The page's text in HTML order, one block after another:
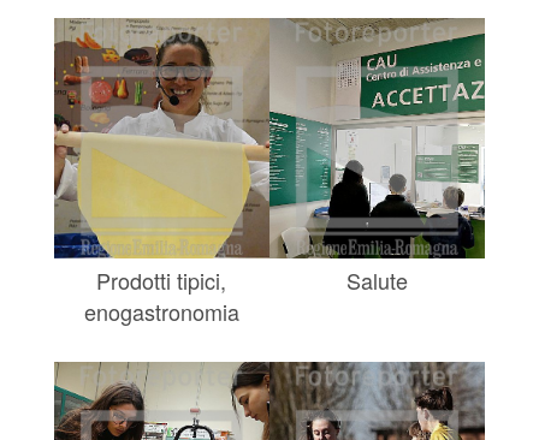
Prodotti tipici,
enogastronomia
Salute